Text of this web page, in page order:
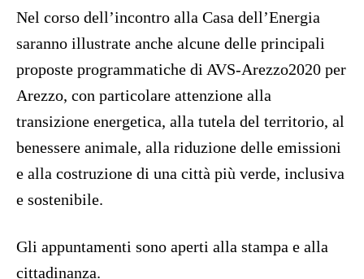
Nel corso dell’incontro alla Casa dell’Energia
saranno illustrate anche alcune delle principali
proposte programmatiche di AVS-Arezzo2020 per
Arezzo, con particolare attenzione alla
transizione energetica, alla tutela del territorio, al
benessere animale, alla riduzione delle emissioni
e alla costruzione di una città più verde, inclusiva
e sostenibile.
Gli appuntamenti sono aperti alla stampa e alla
cittadinanza.